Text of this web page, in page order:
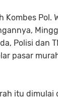
Pol.
Polisi dan
pasar
itu dimulai